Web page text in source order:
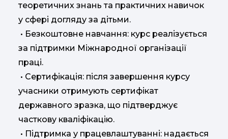
теоретичних знань та практичних навичок
у сфері догляду за дітьми.
• Безкоштовне навчання: курс реалізується
за підтримки Міжнародної організації
праці.
• Сертифікація: після завершення курсу
учасники отримують сертифікат
державного зразка, що підтверджує
часткову кваліфікацію.
• Підтримка у працевлаштуванні: надається